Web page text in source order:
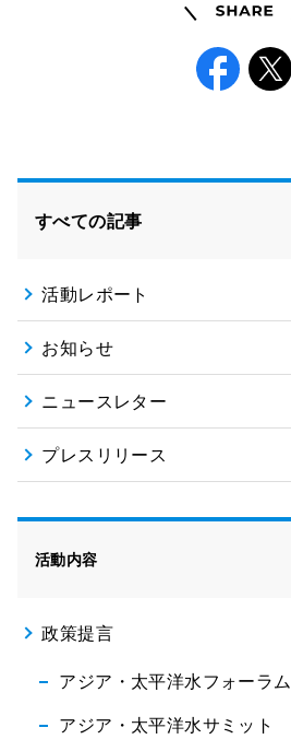
Share
すべての記事
活動レポート
お知らせ
ニュースレター
プレスリリース
活動内容
政策提言
アジア・太平洋水フォーラム
アジア・太平洋水サミット